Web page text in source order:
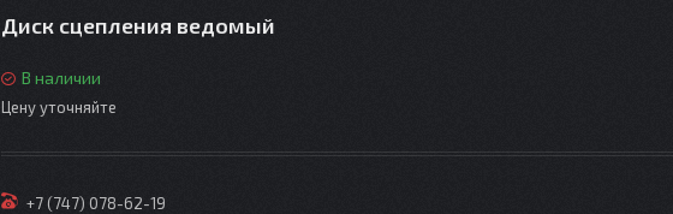
Диск сцепления ведомый
В наличии
Цену уточняйте
+7 (747) 078-62-19